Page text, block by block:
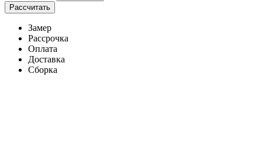
Рассчитать
Замер
Рассрочка
Оплата
Доставка
Сборка